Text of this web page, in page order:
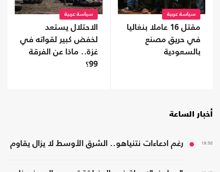
سياسة عربية
مقتل 16 عاملا بنغاليا
في حريق مصنع
بالسعودية
سياسة عربية
الاحتلال يستعد
لخفض كبير لقواته في
غزة.. ماذا عن الفرقة
99؟
أخبار الساعة
19:58 رغم ادعاءات نتنياهو.. الشرق الأوسط لا يزال يقاوم